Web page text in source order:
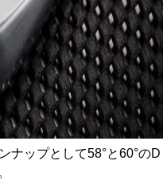
ナップとして58°と60°のD